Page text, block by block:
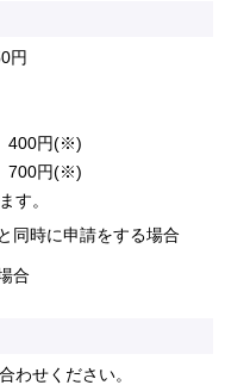
円
400円(※)
700円(※)
す。
同時に申請をする場合
合
わせください。